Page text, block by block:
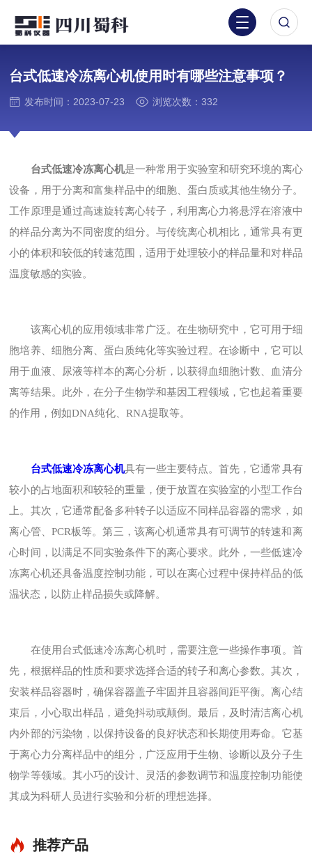
台式低速冷冻离心机使用时有哪些注意事项？
发布时间：2023-07-23 浏览次数：332
台式低速冷冻离心机是一种常用于实验室和研究环境的离心
设备，用于分离和富集样品中的细胞、蛋白质或其他生物分子。
工作原理是通过高速旋转离心转子，利用离心力将悬浮在溶液中
的样品分离为不同密度的组分。与传统离心机相比，通常具有更
小的体积和较低的转速范围，适用于处理较小的样品量和对样品
温度敏感的实验。
该离心机的应用领域非常广泛。在生物研究中，它可用于细
胞培养、细胞分离、蛋白质纯化等实验过程。在诊断中，它可以
用于血液、尿液等样本的离心分析，以获得血细胞计数、血清分
离等结果。此外，在分子生物学和基因工程领域，它也起着重要
的作用，例如DNA纯化、RNA提取等。
台式低速冷冻离心机具有一些主要特点。首先，它通常具有
较小的占地面积和较轻的重量，便于放置在实验室的小型工作台
上。其次，它通常配备多种转子以适应不同样品容器的需求，如
离心管、PCR板等。第三，该离心机通常具有可调节的转速和离
心时间，以满足不同实验条件下的离心要求。此外，一些低速冷
冻离心机还具备温度控制功能，可以在离心过程中保持样品的低
温状态，以防止样品损失或降解。
在使用台式低速冷冻离心机时，需要注意一些操作事项。首
先，根据样品的性质和要求选择合适的转子和离心参数。其次，
安装样品容器时，确保容器盖子牢固并且容器间距平衡。离心结
束后，小心取出样品，避免抖动或颠倒。最后，及时清洁离心机
内外部的污染物，以保持设备的良好状态和长期使用寿命。它基
于离心力分离样品中的组分，广泛应用于生物、诊断以及分子生
物学等领域。其小巧的设计、灵活的参数调节和温度控制功能使
其成为科研人员进行实验和分析的理想选择。
推荐产品